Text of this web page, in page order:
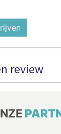
review